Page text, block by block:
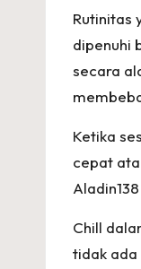
O
nl
in
e
?
In
Rutinitas
dipenuhi
secara
Ketika
cepat
Chill
tidak ada